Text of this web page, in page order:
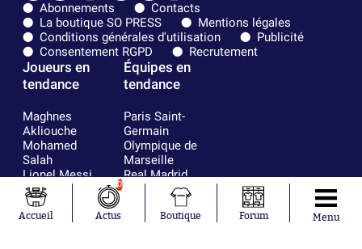
Abonnements
Contacts
La boutique SO PRESS
Mentions légales
Conditions générales d'utilisation
Publicité
Consentement RGPD
Recrutement
Joueurs en
tendance
Maghnes
Akliouche
Mohamed
Salah
Lionel Messi
Ferrán Torres
Kilian Corredor
Franco
Équipes en
tendance
Paris Saint-
Germain
Olympique de
Marseille
Real Madrid
Olympique
lyonnais
Accueil
0
Actus Boutique Forum Menu